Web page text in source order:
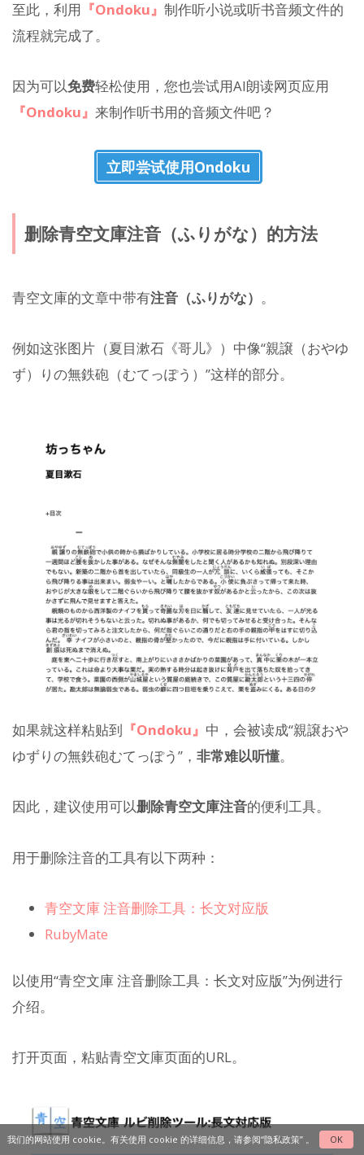
至此，利用 『Ondoku』 制作听小说或听书音频文件的
流程就完成了。
因为可以免费轻松使用，您也尝试用AI朗读网页应用
『Ondoku』 来制作听书用的音频文件吧？
立即尝试使用Ondoku
删除青空文庫注音（ふりがな）的方法
青空文庫的文章中带有注音（ふりがな） 。
例如这张图片（夏目漱石《哥儿》）中像“親譲（おやゆ
ず）りの無鉄砲（むてっぽう）”这样的部分。
如果就这样粘贴到 『Ondoku』 中，会被读成“親譲おや
ゆずりの無鉄砲むてっぽう”， 非常难以听懂。
因此，建议使用可以删除青空文庫注音的便利工具。
用于删除注音的工具有以下两种：
青空文庫 注音删除工具：长文对应版
RubyMate
以使用“青空文庫 注音删除工具：长文对应版”为例进行
介绍。
打开页面，粘贴青空文庫页面的URL。
我们的网站使用 cookie。有关使用 cookie 的详细信息，请参阅“隐私政策”。 OK